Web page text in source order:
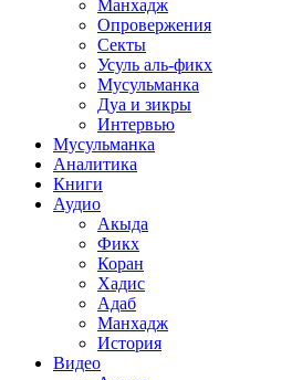
Манхадж
Опровержения
Секты
Усуль аль-фикх
Мусульманка
Дуа и зикры
Интервью
Мусульманка
Аналитика
Книги
Аудио
Акыда
Фикх
Коран
Хадис
Адаб
Манхадж
История
Видео